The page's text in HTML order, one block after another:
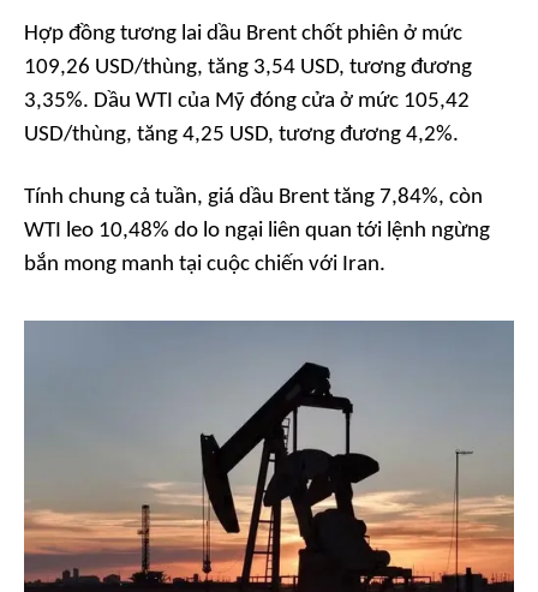
Hợp đồng tương lai dầu Brent chốt phiên ở mức
109,26 USD/thùng, tăng 3,54 USD, tương đương
3,35%. Dầu WTI của Mỹ đóng cửa ở mức 105,42
USD/thùng, tăng 4,25 USD, tương đương 4,2%.
Tính chung cả tuần, giá dầu Brent tăng 7,84%, còn
WTI leo 10,48% do lo ngại liên quan tới lệnh ngừng
bắn mong manh tại cuộc chiến với Iran.